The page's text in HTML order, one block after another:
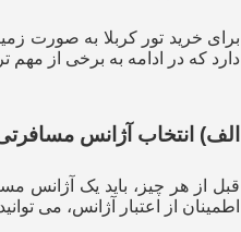
برای خرید تور کربلا به صورت
دارد که در ادامه به برخی از مهم‌
الف) انتخاب آژانس
قبل از هر چیز، باید یک آژانس
اطمینان از اعتبار آژانس، می‌